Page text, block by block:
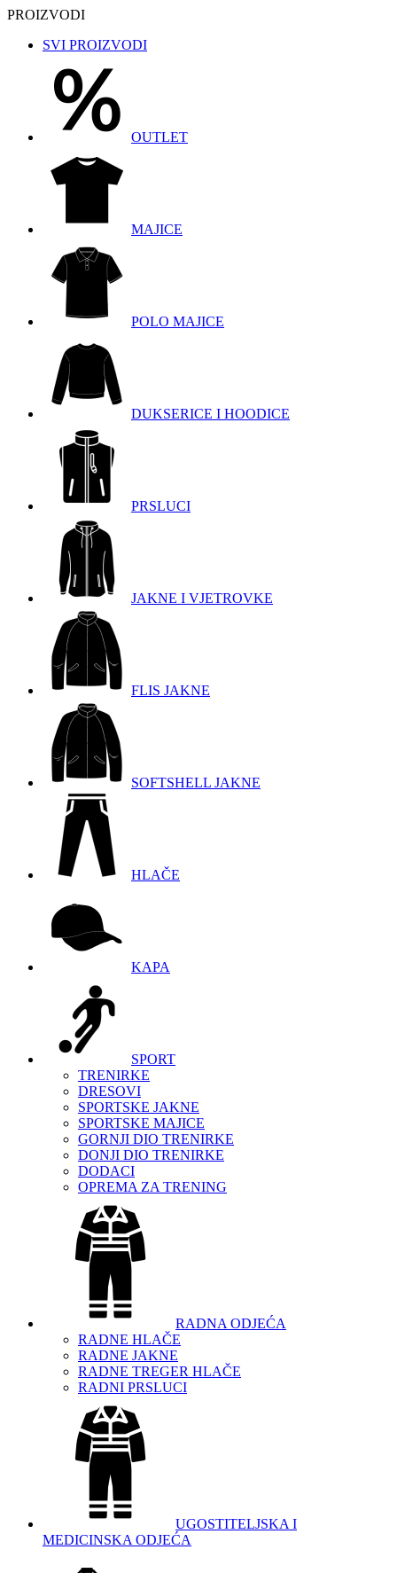
PROIZVODI
SVI PROIZVODI
OUTLET
MAJICE
POLO MAJICE
DUKSERICE I HOODICE
PRSLUCI
JAKNE I VJETROVKE
FLIS JAKNE
SOFTSHELL JAKNE
HLAČE
KAPA
SPORT
TRENIRKE
DRESOVI
SPORTSKE JAKNE
SPORTSKE MAJICE
GORNJI DIO TRENIRKE
DONJI DIO TRENIRKE
DODACI
OPREMA ZA TRENING
RADNA ODJEĆA
RADNE HLAČE
RADNE JAKNE
RADNE TREGER HLAČE
RADNI PRSLUCI
UGOSTITELJSKA I
MEDICINSKA ODJEĆA